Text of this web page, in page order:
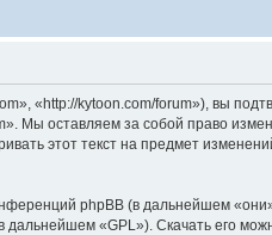
«http://kytoon.com/forum»), вы
Мы оставляем за собой право
этот текст на предмет
phpBB (в дальнейшем
дальнейшем «GPL»). Скачать его